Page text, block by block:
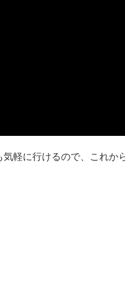
軽に行けるので、これか